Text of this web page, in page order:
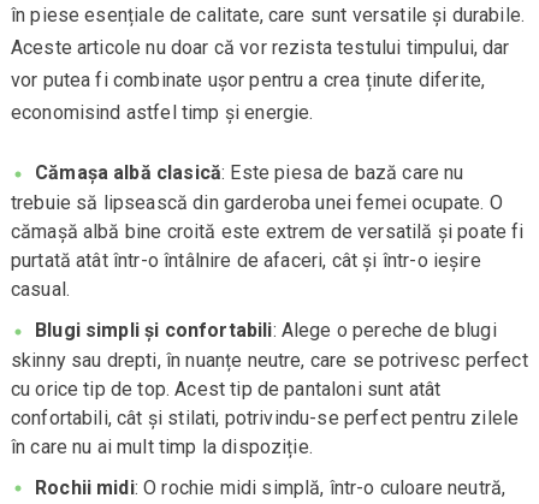
în piese esențiale de calitate, care sunt versatile și durabile.
Aceste articole nu doar că vor rezista testului timpului, dar
vor putea fi combinate ușor pentru a crea ținute diferite,
economisind astfel timp și energie.
Cămașa albă clasică: Este piesa de bază care nu
trebuie să lipsească din garderoba unei femei ocupate. O
cămașă albă bine croită este extrem de versatilă și poate fi
purtată atât într-o întâlnire de afaceri, cât și într-o ieșire
casual.
Blugi simpli și confortabili: Alege o pereche de blugi
skinny sau drepti, în nuanțe neutre, care se potrivesc perfect
cu orice tip de top. Acest tip de pantaloni sunt atât
confortabili, cât și stilati, potrivindu-se perfect pentru zilele
în care nu ai mult timp la dispoziție.
Rochii midi: O rochie midi simplă, într-o culoare neutră,